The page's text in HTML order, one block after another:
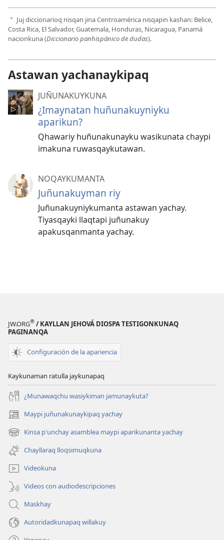
a Juj diccionarioq nisqan jina Centroamérica nisqapin kashan: Belice,
Costa Rica, El Salvador, Guatemala, Honduras, Nicaragua, Panamá
nacionkuna (Diccionario panhispánico de dudas).
Astawan yachanaykipaq
JUÑUNAKUYKUNA
¿Imaynatan huñunakuyniyku
aparikun?
Qhawariy huñunakunayku wasikunata chaypi
imakuna ruwasqaykutawan.
NOQAYKUMANTA
Juñunakuyman riy
Juñunakuyniykumanta astawan yachay.
Tiyasqayki llaqtapi juñunakuy
apakusqanmanta yachay.
JW.ORG® / KAYLLAN JEHOVÁ DIOSPA TESTIGONKUNAQ
PAGINANQA
Configuración de la apariencia
Kaykunaman ratulla jaykunapaq
¿Munawaqchu wasiykiman jamunaykuta?
Maypi juñunakunaykipaq yachay
(abre
una
nueva
ventana)
Kinsa p'unchay asamblea maypi aparikunanta yachay
(abre
una
nueva
ventana)
Chayllaraq lloqsimuqkuna
Videokuna
Videos con audiodescripciones
Maskhay
Autoridadkunapaq willakuy